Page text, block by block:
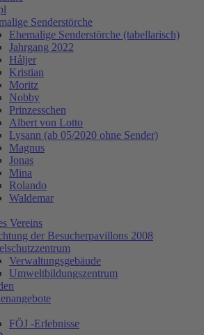
Senderstörche
Ehemalige Senderstörche (tabellarisch)
Jahrgang 2022
Håljer
Kristian
Moritz
Nobby
Prinzesschen
Albert von Lotto
Lysann (ab 05/2020 ohne Sender)
Magnus
Jonas
Mina
Rolando
Waldemar
Vereins
der Besucherpavillons 2008
Verwaltungsgebäude
Umweltbildungszentrum
FÖJ -Erlebnisse